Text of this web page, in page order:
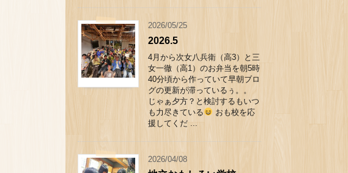
2026/05/25
2026.5
4月から次女八兵衛（高3）と三
女一徹（高1）のお弁当を朝5時
40分頃から作っていて早朝ブロ
グの更新が滞っているぅ。。
じゃぁ夕方？と検討するもいつ
も力尽きている
おも校を応
援してくだ ...
2026/04/08